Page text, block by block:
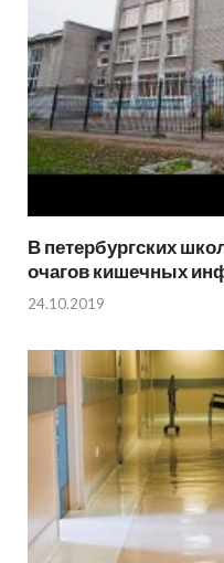
В петербургских
очагов кишечных
24.10.2019